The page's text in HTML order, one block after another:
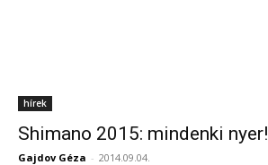
hírek
Shimano 2015: mindenki nyer!
Gajdov Géza - 2014.09.04.